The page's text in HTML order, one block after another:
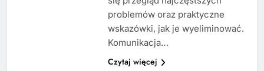
problemów oraz praktyczne
wskazówki, jak je wyeliminować.
Komunikacja…
Czytaj więcej